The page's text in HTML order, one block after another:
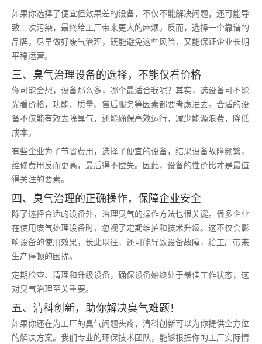
如果你选择了便宜但效果差的设备，不仅不能解决问题，还可能导
致二次污染，最终给工厂带来更大的麻烦。反而，选择一个靠谱的
品牌，尽早做好废气治理，既能避免这些风险，又能保证企业长期
平稳运营。
三、臭气治理设备的选择，不能仅看价格
你可能会想，设备那么多，哪个最适合我呢？其实，选设备可不能
光看价格，功能、质量、售后服务等因素都要考虑进去。合适的设
备不仅能有效去除臭气，还能确保高效运行，减少能源浪费，降低
成本。
有些企业为了节省费用，选择了便宜的设备，结果设备故障频繁，
维修费用反而更高，最后得不偿失。因此，设备的性价比才是最值
得关注的要素。
四、臭气治理的正确操作，保障企业安全
除了选择合适的设备外，治理臭气的操作方法也很关键。很多企业
在使用废气处理设备时，忽视了定期维护和技术升级。这不仅会影
响设备的使用效果，长此以往，还可能导致设备故障，给工厂带来
生产停顿的困扰。
定期检查、清理和升级设备，确保设备始终处于最佳工作状态，这
对臭气治理至关重要。
五、清科创新，助你解决臭气难题！
如果你还在为工厂的臭气问题头疼，清科创新可以为你提供全方位
的解决方案。我们专业的环保技术团队，能够根据你的工厂实际情